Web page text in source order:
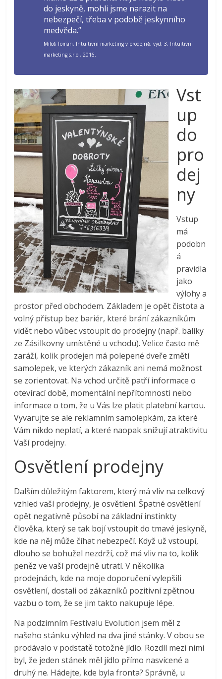
do jeskyně, mohli jsme narazit na
nebezpečí, třeba v podobě jeskynního
medvěda.”
Miloš Toman, Intuitivní marketing v prodejně, vyd. 3, Intuitivní
marketing s.r.o., 2016.
Vst
up
do
pro
dej
ny
Vstup
má
podobn
á
pravidla
jako
výlohy a
prostor před obchodem. Základem je opět čistota a
volný přístup bez bariér, které brání zákazníkům
vidět nebo vůbec vstoupit do prodejny (např. balíky
ze Zásilkovny umístěné u vchodu). Velice často mě
zaráží, kolik prodejen má polepené dveře změtí
samolepek, ve kterých zákazník ani nemá možnost
se zorientovat. Na vchod určitě patří informace o
otevírací době, momentální nepřítomnosti nebo
informace o tom, že u Vás lze platit platební kartou.
Vyvarujte se ale reklamním samolepkám, za které
Vám nikdo neplatí, a které naopak snižují atraktivitu
Vaší prodejny.
Osvětlení prodejny
Dalším důležitým faktorem, který má vliv na celkový
vzhled vaší prodejny, je osvětlení. Špatné osvětlení
opět negativně působí na základní instinkty
člověka, který se tak bojí vstoupit do tmavé jeskyně,
kde na něj může číhat nebezpečí. Když už vstoupí,
dlouho se bohužel nezdrží, což má vliv na to, kolik
peněz ve vaší prodejně utratí. V několika
prodejnách, kde na moje doporučení vylepšili
osvětlení, dostali od zákazníků pozitivní zpětnou
vazbu o tom, že se jim takto nakupuje lépe.
Na podzimním Festivalu Evolution jsem měl z
našeho stánku výhled na dva jiné stánky. V obou se
prodávalo v podstatě totožné jídlo. Rozdíl mezi nimi
byl, že jeden stánek měl jídlo přímo nasvícené a
druhý ne. Hádejte, kde byla fronta? Správně, u